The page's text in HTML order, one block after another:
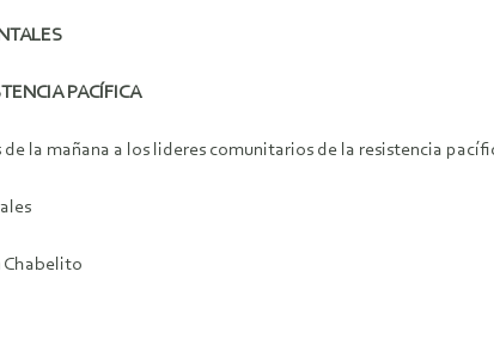
PACÍFICA
de la mañana a los lideres comunitarios de la resistencia
Chabelito